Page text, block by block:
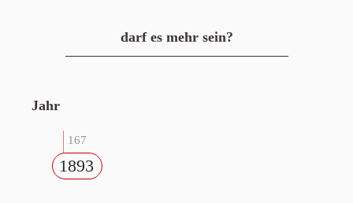
darf es mehr sein?
Jahr
167
1893